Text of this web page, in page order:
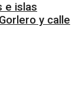
e islas
y calle